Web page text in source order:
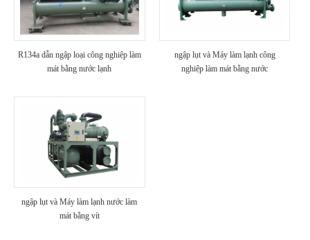
R134a dẫn ngập loại công nghiệp làm
mát bằng nước lạnh
ngập lụt và Máy làm lạnh công
nghiệp làm mát bằng nước
ngập lụt và Máy làm lạnh nước làm
mát bằng vít